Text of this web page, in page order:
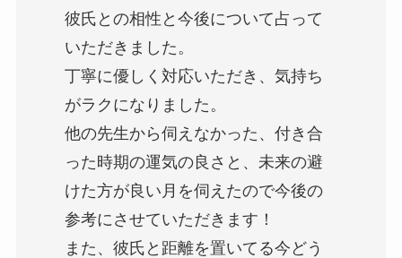
彼氏との相性と今後について占って
いただきました。
丁寧に優しく対応いただき、気持ち
がラクになりました。
他の先生から伺えなかった、付き合
った時期の運気の良さと、未来の避
けた方が良い月を伺えたので今後の
参考にさせていただきます！
また、彼氏と距離を置いてる今どう